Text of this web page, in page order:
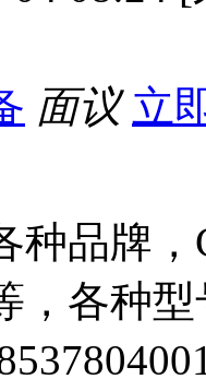
面议 立
种品牌
，各种